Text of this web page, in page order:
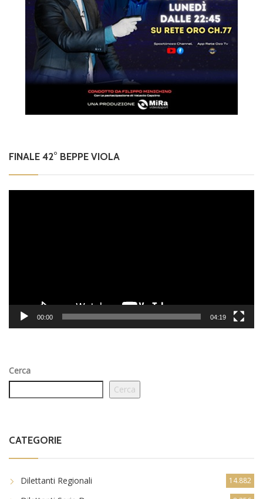
FINALE 42° BEPPE VIOLA
00:00 04:19
Cerca
Cerca
CATEGORIE
Dilettanti Regionali 14.882